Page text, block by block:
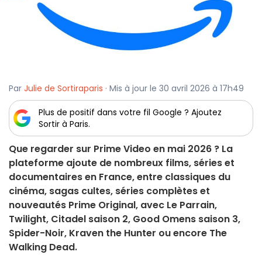
Par Julie de Sortiraparis · Mis à jour le 30 avril 2026 à 17h49
Plus de positif dans votre fil Google ? Ajoutez
Sortir à Paris.
Que regarder sur Prime Video en mai 2026 ? La
plateforme ajoute de nombreux films, séries et
documentaires en France, entre classiques du
cinéma, sagas cultes, séries complètes et
nouveautés Prime Original, avec Le Parrain,
Twilight, Citadel saison 2, Good Omens saison 3,
Spider-Noir, Kraven the Hunter ou encore The
Walking Dead.